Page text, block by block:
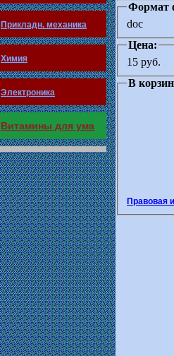
Прикладн. механика
Химия
Электроника
Витамины для ума
Формат
doc
Цена:
15 руб.
В
Правовая